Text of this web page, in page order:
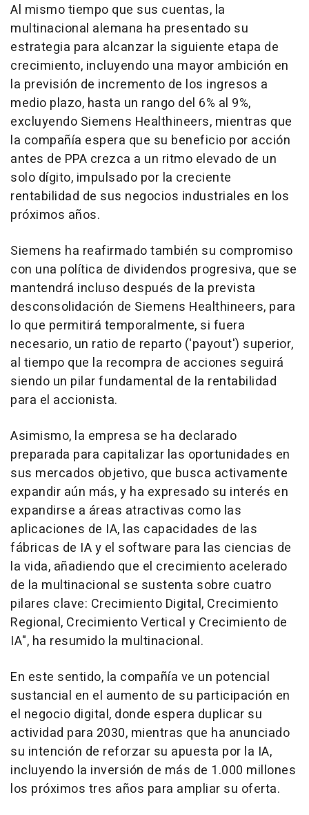
Al mismo tiempo que sus cuentas, la
multinacional alemana ha presentado su
estrategia para alcanzar la siguiente etapa de
crecimiento, incluyendo una mayor ambición en
la previsión de incremento de los ingresos a
medio plazo, hasta un rango del 6% al 9%,
excluyendo Siemens Healthineers, mientras que
la compañía espera que su beneficio por acción
antes de PPA crezca a un ritmo elevado de un
solo dígito, impulsado por la creciente
rentabilidad de sus negocios industriales en los
próximos años.
Siemens ha reafirmado también su compromiso
con una política de dividendos progresiva, que se
mantendrá incluso después de la prevista
desconsolidación de Siemens Healthineers, para
lo que permitirá temporalmente, si fuera
necesario, un ratio de reparto ('payout') superior,
al tiempo que la recompra de acciones seguirá
siendo un pilar fundamental de la rentabilidad
para el accionista.
Asimismo, la empresa se ha declarado
preparada para capitalizar las oportunidades en
sus mercados objetivo, que busca activamente
expandir aún más, y ha expresado su interés en
expandirse a áreas atractivas como las
aplicaciones de IA, las capacidades de las
fábricas de IA y el software para las ciencias de
la vida, añadiendo que el crecimiento acelerado
de la multinacional se sustenta sobre cuatro
pilares clave: Crecimiento Digital, Crecimiento
Regional, Crecimiento Vertical y Crecimiento de
IA", ha resumido la multinacional.
En este sentido, la compañía ve un potencial
sustancial en el aumento de su participación en
el negocio digital, donde espera duplicar su
actividad para 2030, mientras que ha anunciado
su intención de reforzar su apuesta por la IA,
incluyendo la inversión de más de 1.000 millones
los próximos tres años para ampliar su oferta.